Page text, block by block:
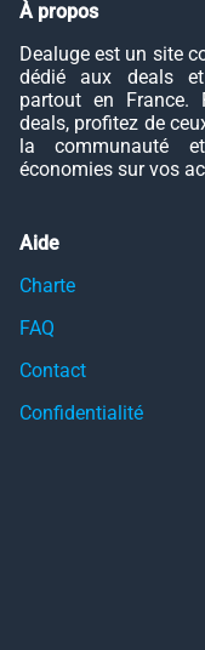
À propos
Dealuge est un site
dédié aux deals
partout en France.
deals, profitez de
la communauté
économies sur vos
Aide
Charte
FAQ
Contact
Confidentialité